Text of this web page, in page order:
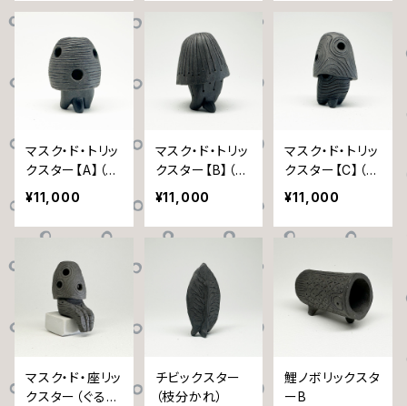
マスク・ド・トリッ
クスター【A】（ヨ
コシマ）
¥11,000
マスク・ド・トリッ
クスター【B】（雨
だれ）
¥11,000
マスク・ド・トリッ
クスター【C】（ぐ
るぐる）
¥11,000
マスク・ド・座リッ
クスター（ぐるぐ
チビックスター
（枝分かれ）
鯉ノボリックスタ
ーB